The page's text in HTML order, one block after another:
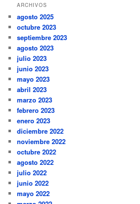
ARCHIVOS
agosto 2025
octubre 2023
septiembre 2023
agosto 2023
julio 2023
junio 2023
mayo 2023
abril 2023
marzo 2023
febrero 2023
enero 2023
diciembre 2022
noviembre 2022
octubre 2022
agosto 2022
julio 2022
junio 2022
mayo 2022